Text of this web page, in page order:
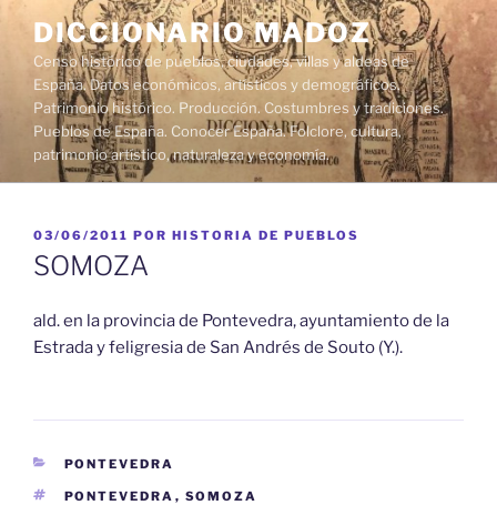
contenido
DICCIONARIO MADOZ
Censo histórico de pueblos, ciudades, villas y aldeas de
España. Datos económicos, artísticos y demográficos.
Patrimonio histórico. Producción. Costumbres y tradiciones.
Pueblos de España. Conocer España. Folclore, cultura,
patrimonio artístico, naturaleza y economía.
PUBLICADO
EL
03/06/2011 POR HISTORIA DE PUEBLOS
SOMOZA
ald. en la provincia de Pontevedra, ayuntamiento de la
Estrada y feligresia de San Andrés de Souto (Y.).
CATEGORÍAS
PONTEVEDRA
ETIQUETAS
PONTEVEDRA , SOMOZA